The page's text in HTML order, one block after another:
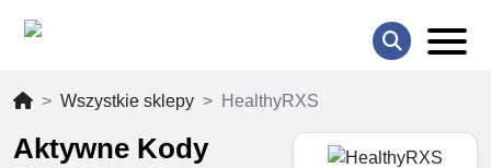
Wszystkie sklepy HealthyRXS
Aktywne Kody